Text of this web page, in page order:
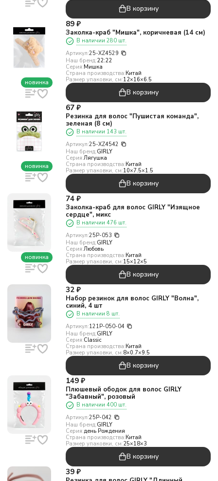
В корзину
новинка
89 ₽
Заколка-краб "Мишка", коричневая (14 см)
В наличии 280 шт.
Артикул:25-XZ4529
Наш бренд:22:22
Серия:Мишка
Страна производства:Китай
Размер упаковки, см:12×16×6.5
В корзину
новинка
67 ₽
Резинка для волос "Пушистая команда",
зеленая (8 см)
В наличии 143 шт.
Артикул:25-XZ4542
Наш бренд:GIRLY
Серия:Лягушка
Страна производства:Китай
Размер упаковки, см:10×7.5×1.5
В корзину
новинка
74 ₽
Заколка-краб для волос GIRLY "Изящное
сердце", микс
В наличии 476 шт.
Артикул:25P-053
Наш бренд:GIRLY
Серия:Любовь
Страна производства:Китай
Размер упаковки, см:15×12×5
В корзину
32 ₽
Набор резинок для волос GIRLY "Волна",
синий, 4 шт
В наличии 8 шт.
Артикул:121P-050-04
Наш бренд:GIRLY
Серия:Classic
Страна производства:Китай
Размер упаковки, см:8×0.7×9.5
В корзину
149 ₽
Плюшевый ободок для волос GIRLY
"Забавный", розовый
В наличии 400 шт.
Артикул:25P-042
Наш бренд:GIRLY
Серия:день Рождения
Страна производства:Китай
Размер упаковки, см:25×18×3
В корзину
39 ₽